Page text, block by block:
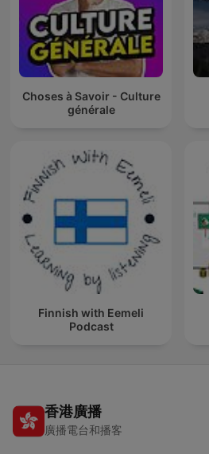
Choses à Savoir - Culture
générale
Finnish with Eemeli
Podcast
香港廣播
廣播電台和播客